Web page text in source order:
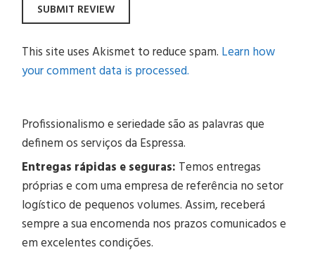
This site uses Akismet to reduce spam. Learn how
your comment data is processed.
Profissionalismo e seriedade são as palavras que
definem os serviços da Espressa.
Entregas rápidas e seguras: Temos entregas
próprias e com uma empresa de referência no setor
logístico de pequenos volumes. Assim, receberá
sempre a sua encomenda nos prazos comunicados e
em excelentes condições.